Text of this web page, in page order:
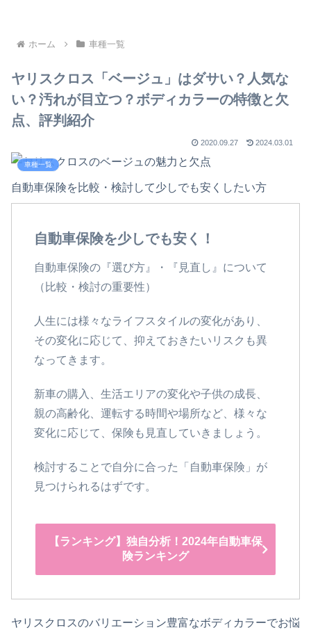
ホーム 車種一覧
ヤリスクロス「ベージュ」はダサい？人気な
い？汚れが目立つ？ボディカラーの特徴と欠
点、評判紹介
2020.09.27 2024.03.01
車種一覧
自動車保険を比較・検討して少しでも安くしたい方
自動車保険を少しでも安く！
自動車保険の『選び方』・『見直し』について
（比較・検討の重要性）
人生には様々なライフスタイルの変化があり、
その変化に応じて、抑えておきたいリスクも異
なってきます。
新車の購入、生活エリアの変化や子供の成長、
親の高齢化、運転する時間や場所など、様々な
変化に応じて、保険も見直していきましょう。
検討することで自分に合った「自動車保険」が
見つけられるはずです。
【ランキング】独自分析！2024年自動車保
険ランキング
ヤリスクロスのバリエーション豊富なボディカラーでお悩